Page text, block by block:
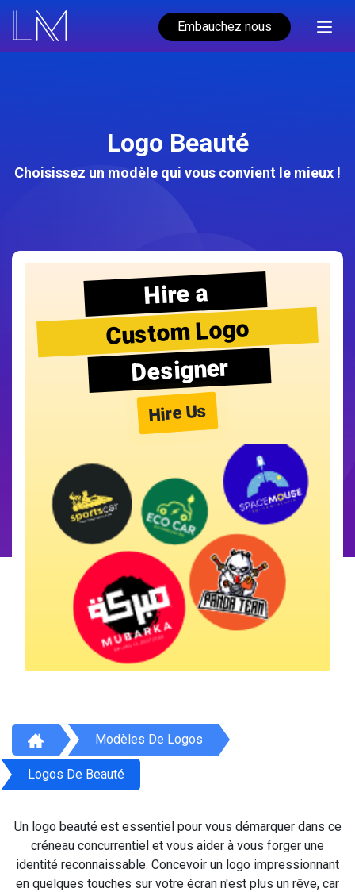
Embauchez nous
Logo Beauté
Choisissez un modèle qui vous convient le mieux !
Hire a
Custom Logo
Designer
Hire Us
Modèles De Logos
Logos De Beauté
Un logo beauté est essentiel pour vous démarquer dans ce
créneau concurrentiel et vous aider à vous forger une
identité reconnaissable. Concevoir un logo impressionnant
en quelques touches sur votre écran n'est plus un rêve, car